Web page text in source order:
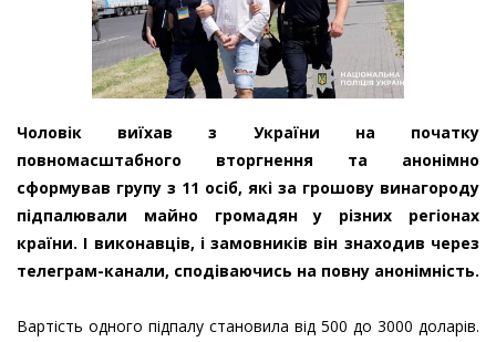
Чоловік виїхав з України на початку
повномасштабного вторгнення та анонімно
сформував групу з 11 осіб, які за грошову винагороду
підпалювали майно громадян у різних регіонах
країни. І виконавців, і замовників він знаходив через
телеграм-канали, сподіваючись на повну анонімність.
Вартість одного підпалу становила від 500 до 3000 доларів.